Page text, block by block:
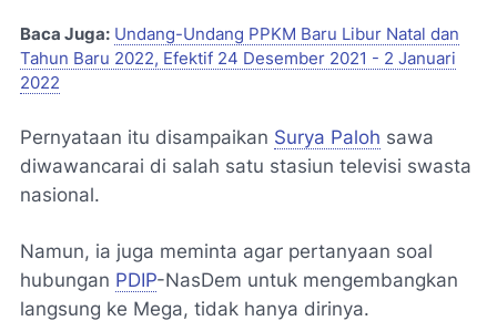
Baca Juga: Undang-Undang PPKM Baru Libur Natal dan
Tahun Baru 2022, Efektif 24 Desember 2021 - 2 Januari
2022
Pernyataan itu disampaikan Surya Paloh sawa
diwawancarai di salah satu stasiun televisi swasta
nasional.
Namun, ia juga meminta agar pertanyaan soal
hubungan PDIP-NasDem untuk mengembangkan
langsung ke Mega, tidak hanya dirinya.